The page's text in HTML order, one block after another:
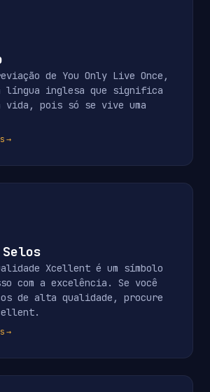
de You Only Live Once,
língua inglesa que significa
vida, pois só se vive uma
→
Xcellent é um símbolo
com a excelência. Se você
de alta qualidade, procure
→